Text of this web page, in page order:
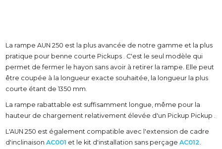
La rampe AUN 250 est la plus avancée de notre gamme et la plus
pratique pour benne courte Pickups . C'est le seul modèle qui
permet de fermer le hayon sans avoir à retirer la rampe. Elle peut
être coupée à la longueur exacte souhaitée, la longueur la plus
courte étant de 1350 mm.
La rampe rabattable est suffisamment longue, même pour la
hauteur de chargement relativement élevée d'un Pickup Pickup .
L'AUN 250 est également compatible avec l'extension de cadre
d'inclinaisonAC001 et le kit d'installation sans perçageAC012.